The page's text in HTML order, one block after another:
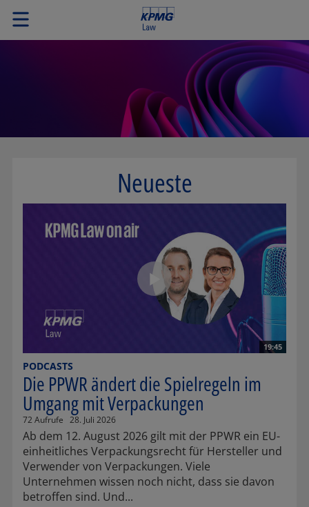
Neueste
19:45
PODCASTS
Die PPWR ändert die Spielregeln im
Umgang mit Verpackungen
72 Aufrufe 28. Juli 2026
Ab dem 12. August 2026 gilt mit der PPWR ein EU-
einheitliches Verpackungsrecht für Hersteller und
Verwender von Verpackungen. Viele
Unternehmen wissen noch nicht, dass sie davon
betroffen sind. Und...